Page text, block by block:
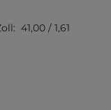
41,00 / 1,61